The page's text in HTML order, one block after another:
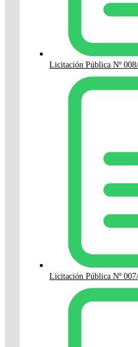
Licitación Pública Nº
Licitación Pública Nº